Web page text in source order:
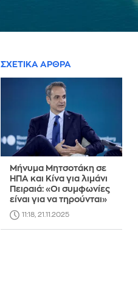
ΣΧΕΤΙΚΑ ΑΡΘΡΑ
Μήνυμα Μητσοτάκη σε
ΗΠΑ και Κίνα για λιμάνι
Πειραιά: «Οι συμφωνίες
είναι για να τηρούνται»
11:18, 21.11.2025